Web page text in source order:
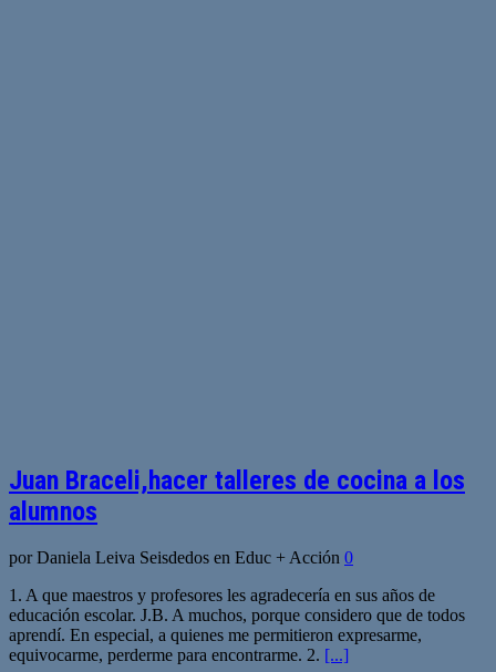
Juan Braceli,hacer talleres de cocina a los
alumnos
por Daniela Leiva Seisdedos en Educ + Acción 0
1. A que maestros y profesores les agradecería en sus años de
educación escolar. J.B. A muchos, porque considero que de todos
aprendí. En especial, a quienes me permitieron expresarme,
equivocarme, perderme para encontrarme. 2. [...]